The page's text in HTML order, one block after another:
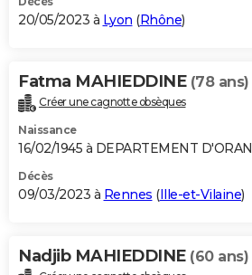
20/05/2023 à Lyon (Rhône)
Fatma MAHIEDDINE (78 ans)
Créer une cagnotte obsèques
Naissance
16/02/1945 à DEPARTEMENT D'ORAN
Décès
09/03/2023 à Rennes (Ille-et-Vilaine)
Nadjib MAHIEDDINE (60 ans)